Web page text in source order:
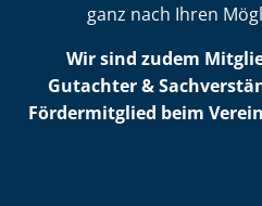
ganz nach Ihren
Wir sind zudem
Gutachter &
Fördermitglied beim